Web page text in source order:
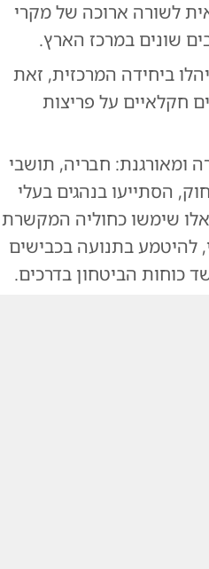
לשורה ארוכה של מקרי
שונים במרכז הארץ.
ביחידה המרכזית, זאת
חקלאיים על פריצות
ומאורגנת: חבריה, תושבי
הסתייעו בנהגים בעלי
שימשו כחוליה המקשרת
להיטמע בתנועה בכבישים
כוחות הביטחון בדרכים.